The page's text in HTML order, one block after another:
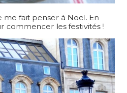
fait penser à Noël. En
commencer les festivités !